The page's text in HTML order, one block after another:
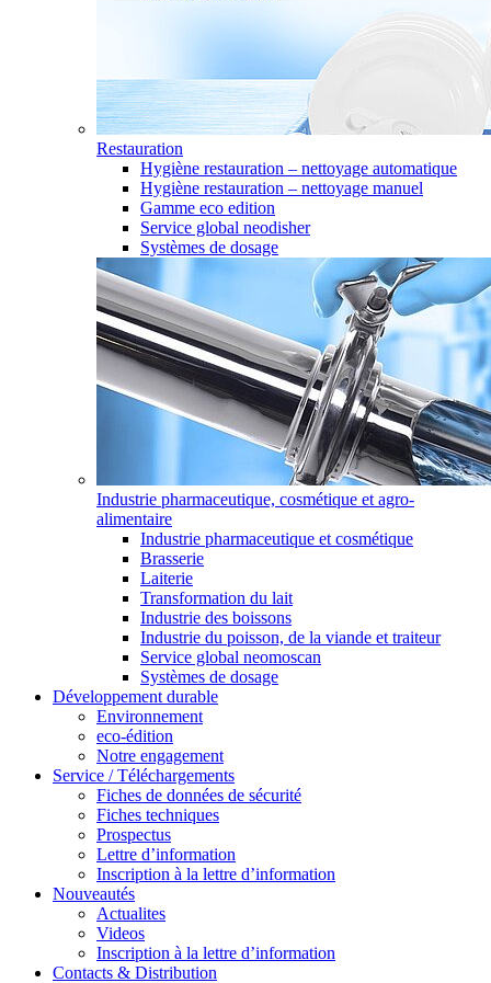
Restauration
Hygiène restauration – nettoyage automatique
Hygiène restauration – nettoyage manuel
Gamme eco edition
Service global neodisher
Systèmes de dosage
Industrie pharmaceutique, cosmétique et agro-
alimentaire
Industrie pharmaceutique et cosmétique
Brasserie
Laiterie
Transformation du lait
Industrie des boissons
Industrie du poisson, de la viande et traiteur
Service global neomoscan
Systèmes de dosage
Développement durable
Environnement
eco-édition
Notre engagement
Service / Téléchargements
Fiches de données de sécurité
Fiches techniques
Prospectus
Lettre d’information
Inscription à la lettre d’information
Nouveautés
Actualites
Videos
Inscription à la lettre d’information
Contacts & Distribution